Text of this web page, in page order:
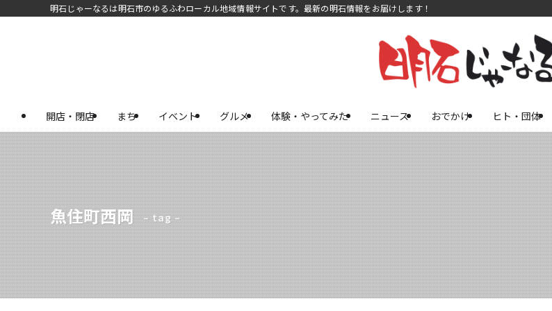
明石じゃーなるは明石市のゆるふわローカル地域情報サイトです。最新の明石情報をお届けします！
開店・閉店 まち イベント グルメ 体験・やってみた ニュース おでかけ ヒト・団体
魚住町西岡 – tag –